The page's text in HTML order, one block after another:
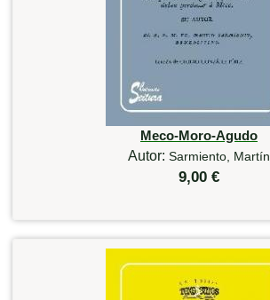
Meco-Moro-Agudo
Autor: Sarmiento, Martín
9,00 €